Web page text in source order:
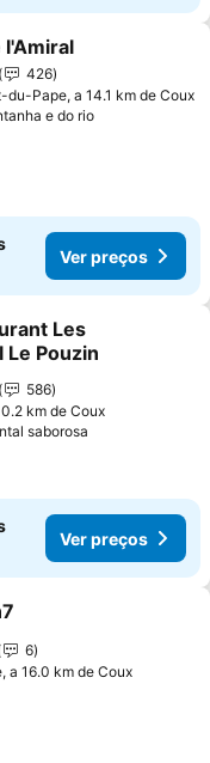
aos favoritos
l'Amiral
426
Pape, a 14.1 km de Coux
e do rioVer preços
Ver preços
aos favoritos
Les
Le Pouzin
586
km de Coux
saborosa
Ver preços
aos favoritos
6
a 16.0 km de Coux